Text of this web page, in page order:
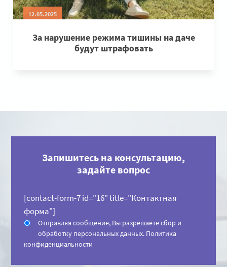
12.05.2025
За нарушение режима тишины на даче
будут штрафовать
Запишитесь на консультацию,
задайте вопрос
[contact-form-7 id="16" title="Контактная
форма"]
Отправляя сообщение, Вы разрешаете сбор и
обработку персональных данных. Политика
конфиденциальности